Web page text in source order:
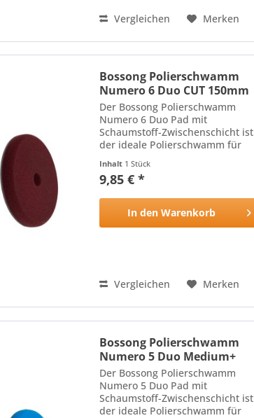
Vergleichen Merken
Bossong Polierschwamm
Numero 6 Duo CUT 150mm
Der Bossong Polierschwamm
Numero 6 Duo Pad mit
Schaumstoff-Zwischenschicht ist
der ideale Polierschwamm für
hitzebeständige Oberfläche des
Polierschwamms mit
schneidenden Eigenschaften
wird durch die...
Inhalt 1 Stück
9,85 € *
In den Warenkorb
Vergleichen Merken
Bossong Polierschwamm
Numero 5 Duo Medium+
150mm
Der Bossong Polierschwamm
Numero 5 Duo Pad mit
Schaumstoff-Zwischenschicht ist
der ideale Polierschwamm für